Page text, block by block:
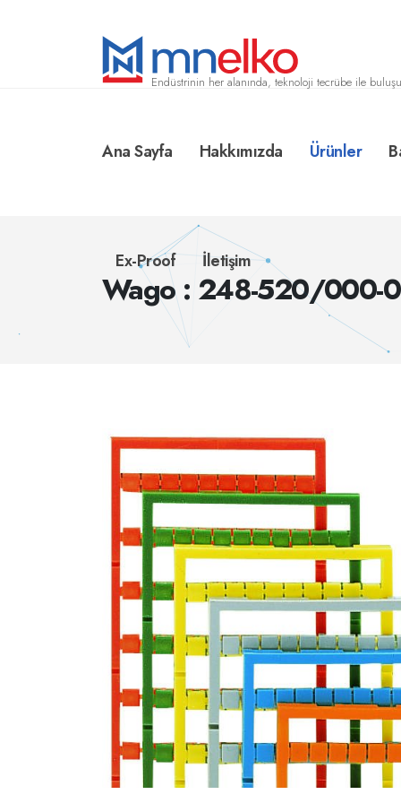
Endüstrinin her alanında, teknoloji tecrübe ile
Ana Sayfa Hakkımızda Ürünler
Ex-Proof İletişim
Wago : 248-520/000-